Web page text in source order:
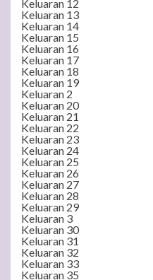
Keluaran 12
Keluaran 13
Keluaran 14
Keluaran 15
Keluaran 16
Keluaran 17
Keluaran 18
Keluaran 19
Keluaran 2
Keluaran 20
Keluaran 21
Keluaran 22
Keluaran 23
Keluaran 24
Keluaran 25
Keluaran 26
Keluaran 27
Keluaran 28
Keluaran 29
Keluaran 3
Keluaran 30
Keluaran 31
Keluaran 32
Keluaran 33
Keluaran 35